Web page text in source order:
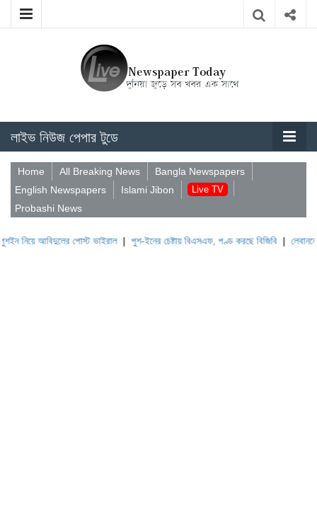
লাইভ নিউজ পেপার টুডে
Home All Breaking News
Bangla Newspapers
English Newspapers
Islami Jibon Live TV
Probashi News
পোস্ট ভাইরাল|পুশ-ইনের চেষ্টায় বিএসএফ, পণ্ড করছে বিজিবি|লেবাননের ঐতিহাসিক